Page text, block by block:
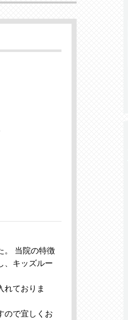
。 当院の特徴
、キッズルー
れておりま
ので宜しくお